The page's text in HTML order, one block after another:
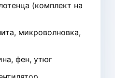
(комплект на
микроволновка,
фен, утюг